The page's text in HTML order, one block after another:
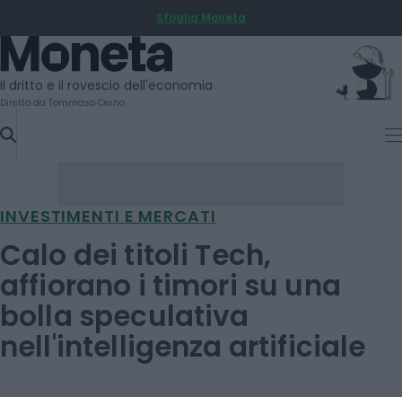
TO
CONTENT
Sfoglia Moneta
Moneta
Il dritto e il rovescio dell'economia
Diretto da Tommaso Cerno
INVESTIMENTI E MERCATI
Calo dei titoli Tech,
affiorano i timori su una
bolla speculativa
nell'intelligenza artificiale